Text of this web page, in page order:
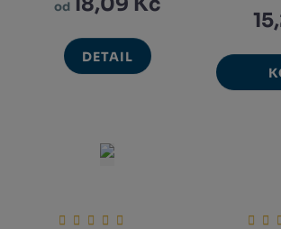
od
DETAIL